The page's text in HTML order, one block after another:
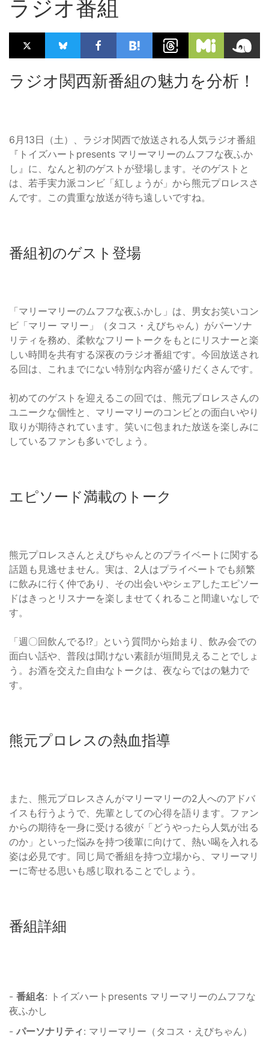
ラジオ番組
ラジオ関西新番組の魅力を分析！
6月13日（土）、ラジオ関西で放送される人気ラジオ番組
『トイズハートpresents マリーマリーのムフフな夜ふか
し』に、なんと初のゲストが登場します。そのゲストと
は、若手実力派コンビ「紅しょうが」から熊元プロレスさ
んです。この貴重な放送が待ち遠しいですね。
番組初のゲスト登場
「マリーマリーのムフフな夜ふかし」は、男女お笑いコン
ビ「マリー マリー」（タコス・えびちゃん）がパーソナ
リティを務め、柔軟なフリートークをもとにリスナーと楽
しい時間を共有する深夜のラジオ番組です。今回放送され
る回は、これまでにない特別な内容が盛りだくさんです。
初めてのゲストを迎えるこの回では、熊元プロレスさんの
ユニークな個性と、マリーマリーのコンビとの面白いやり
取りが期待されています。笑いに包まれた放送を楽しみに
しているファンも多いでしょう。
エピソード満載のトーク
熊元プロレスさんとえびちゃんとのプライベートに関する
話題も見逃せません。実は、2人はプライベートでも頻繁
に飲みに行く仲であり、その出会いやシェアしたエピソー
ドはきっとリスナーを楽しませてくれること間違いなしで
す。
「週〇回飲んでる!?」という質問から始まり、飲み会での
面白い話や、普段は聞けない素顔が垣間見えることでしょ
う。お酒を交えた自由なトークは、夜ならではの魅力で
す。
熊元プロレスの熱血指導
また、熊元プロレスさんがマリーマリーの2人へのアドバ
イスも行うようで、先輩としての心得を語ります。ファン
からの期待を一身に受ける彼が「どうやったら人気が出る
のか」といった悩みを持つ後輩に向けて、熱い喝を入れる
姿は必見です。同じ局で番組を持つ立場から、マリーマリ
ーに寄せる思いも感じ取れることでしょう。
番組詳細
- 番組名: トイズハートpresents マリーマリーのムフフな
夜ふかし
- パーソナリティ: マリーマリー（タコス・えびちゃん）